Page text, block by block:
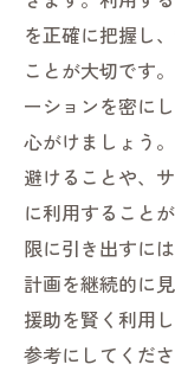
を正確に把握し
ことが大切です
ーションを密に
心がけましょう
避けることや、
に利用すること
限に引き出すに
計画を継続的に
援助を賢く利用
参考にしてくださ